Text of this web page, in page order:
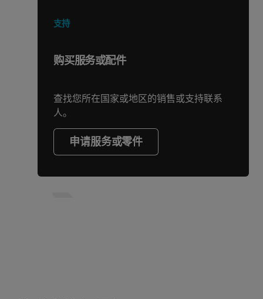
支持
购买服务或配件
查找您所在国家或地区的销售或支持联系
人。
申请服务或零件